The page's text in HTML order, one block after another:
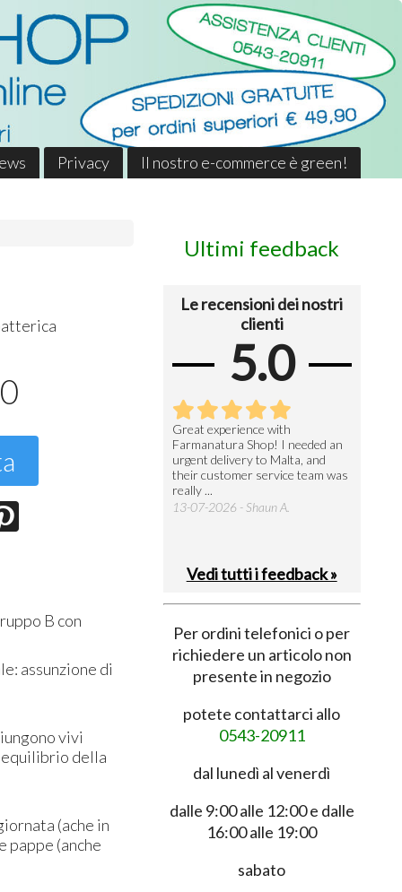
Privacy Il nostro e-commerce è green!
B con
assunzione di
vivi
della
(ache in
pappe (anche
Ultimi feedback
Le recensioni dei nostri
clienti
5.0
Great experience with
Farmanatura Shop! I needed an
urgent delivery to Malta, and
their customer service team was
really ...
13-07-2026 - Shaun A.
Vedi tutti i feedback »
Per ordini telefonici o per
richiedere un articolo non
presente in negozio
potete contattarci allo
0543-20911
dal lunedì al venerdì
dalle 9:00 alle 12:00 e dalle
16:00 alle 19:00
sabato